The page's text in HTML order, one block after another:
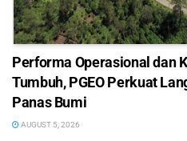
Performa Operasional dan
Tumbuh, PGEO Perkuat
Panas Bumi
AUGUST 5, 2026